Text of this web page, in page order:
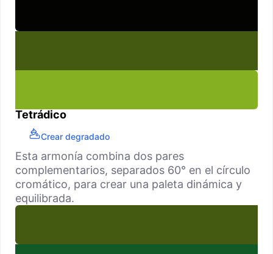
Tetrádico
Crear degradado
Esta armonía combina dos pares
complementarios, separados 60° en el círculo
cromático, para crear una paleta dinámica y
equilibrada.